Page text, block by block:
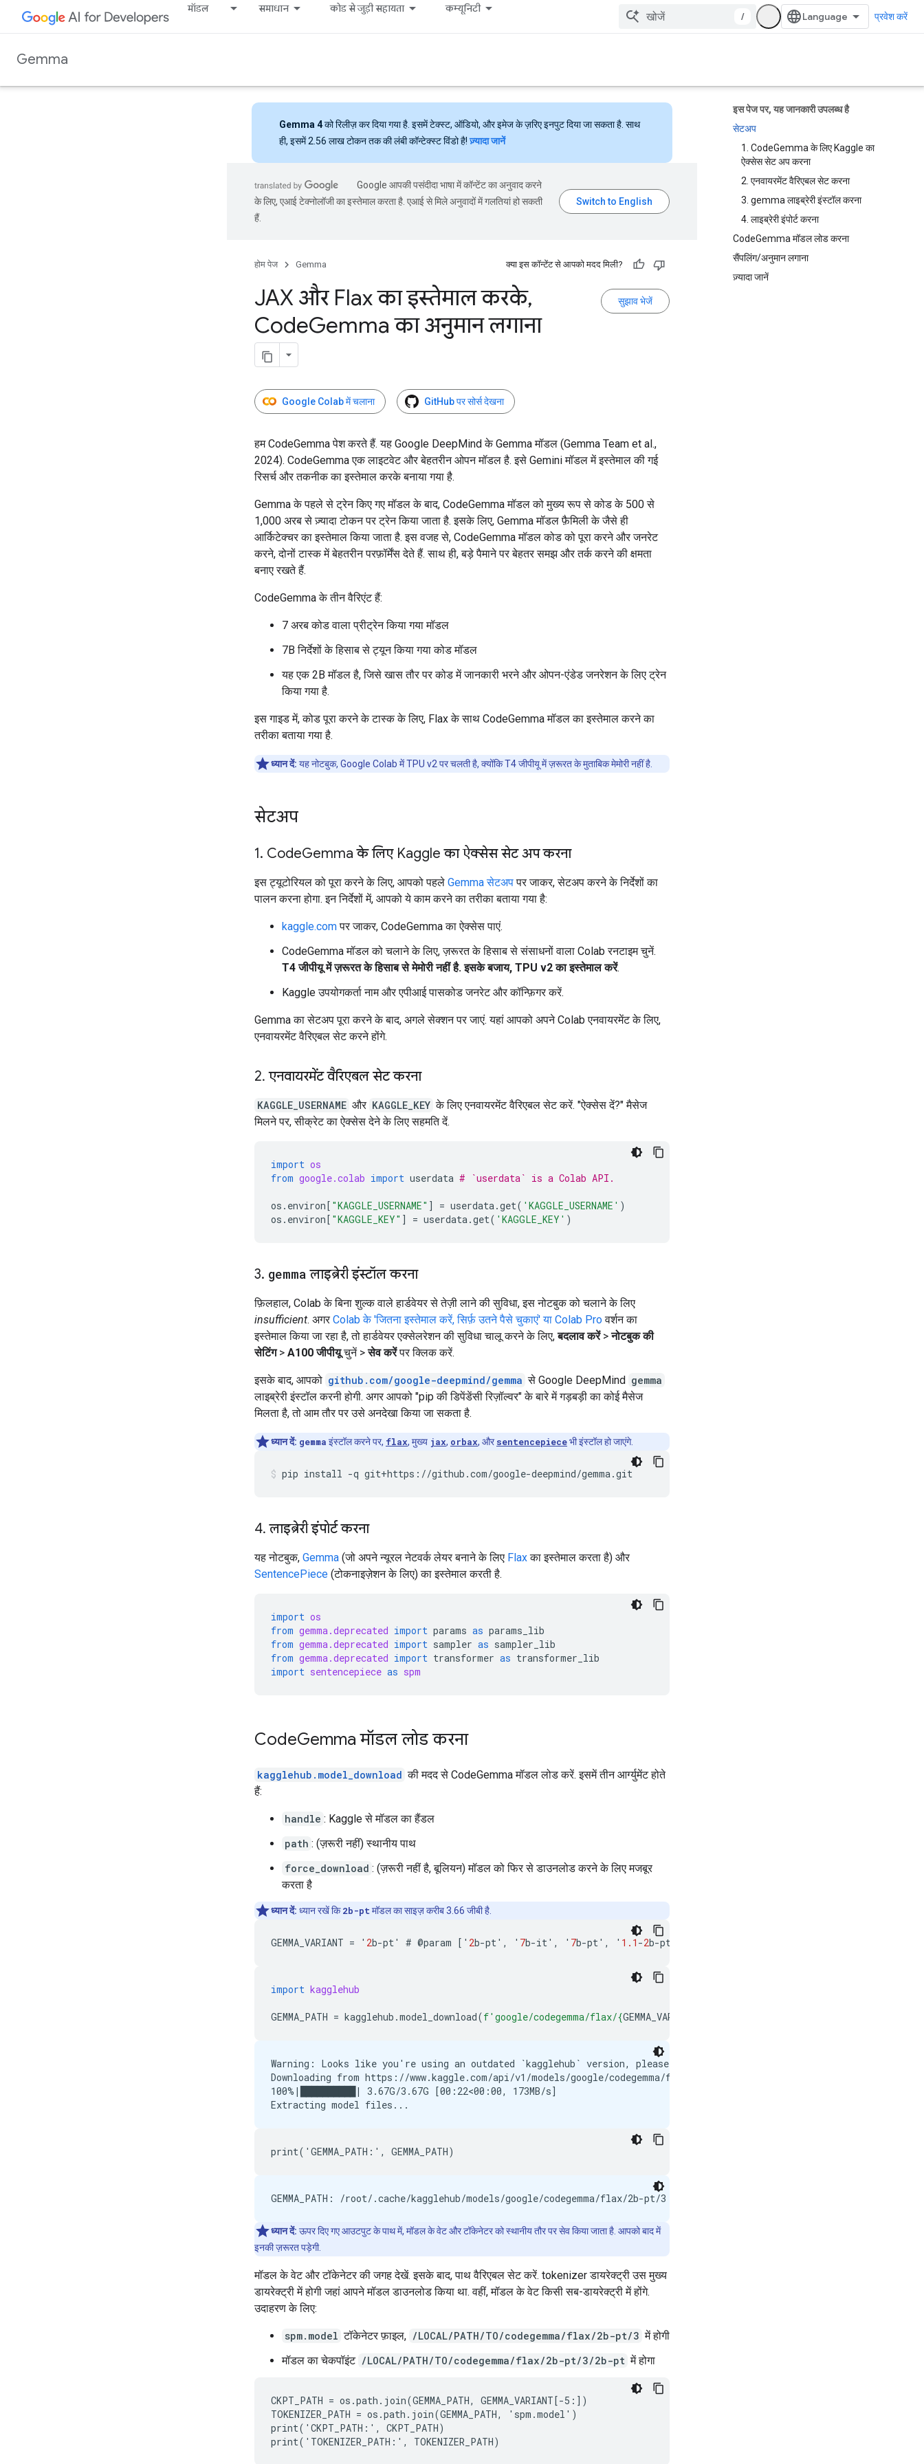
मॉडल समाधान कोड से जुड़ी सहायता कम्यूनिटी
/ प्रवेश करें
Gemma
इस पेज पर, यह जानकारी उपलब्ध है
सेटअप
1. CodeGemma के लिए Kaggle का
ऐक्सेस सेट अप करना
2. एनवायरमेंट वैरिएबल सेट करना
3. gemma लाइब्रेरी इंस्टॉल करना
4. लाइब्रेरी इंपोर्ट करना
CodeGemma मॉडल लोड करना
सैंपलिंग/अनुमान लगाना
ज़्यादा जानें
Gemma 4को रिलीज़ कर दिया गया है. इसमें टेक्स्ट, ऑडियो, और इमेज के ज़रिए इनपुट दिया जा सकता है. साथ
ही, इसमें 2.56 लाख टोकन तक की लंबी कॉन्टेक्स्ट विंडो है!ज़्यादा जानें
Google आपकी पसंदीदा भाषा में कॉन्टेंट का अनुवाद करने
के लिए, एआई टेक्नोलॉजी का इस्तेमाल करता है. एआई से मिले अनुवादों में गलतियां हो सकती
हैं.
होम पेज Gemma क्या इस कॉन्टेंट से आपको मदद मिली?
सुझाव भेजें
JAX और Flax का इस्तेमाल करके,
CodeGemma का अनुमान लगाना
Google Colab में चलाना GitHub पर सोर्स देखना
हम CodeGemma पेश करते हैं. यह Google DeepMind के Gemma मॉडल (Gemma Team et al.,
2024). CodeGemma एक लाइटवेट और बेहतरीन ओपन मॉडल है. इसे Gemini मॉडल में इस्तेमाल की गई
रिसर्च और तकनीक का इस्तेमाल करके बनाया गया है.
Gemma के पहले से ट्रेन किए गए मॉडल के बाद, CodeGemma मॉडल को मुख्य रूप से कोड के 500 से
1,000 अरब से ज़्यादा टोकन पर ट्रेन किया जाता है. इसके लिए, Gemma मॉडल फ़ैमिली के जैसे ही
आर्किटेक्चर का इस्तेमाल किया जाता है. इस वजह से, CodeGemma मॉडल कोड को पूरा करने और जनरेट
करने, दोनों टास्क में बेहतरीन परफ़ॉर्मेंस देते हैं. साथ ही, बड़े पैमाने पर बेहतर समझ और तर्क करने की क्षमता
बनाए रखते हैं.
CodeGemma के तीन वैरिएंट हैं:
7 अरब कोड वाला प्रीट्रेन किया गया मॉडल
7B निर्देशों के हिसाब से ट्यून किया गया कोड मॉडल
यह एक 2B मॉडल है, जिसे खास तौर पर कोड में जानकारी भरने और ओपन-एंडेड जनरेशन के लिए ट्रेन
किया गया है.
इस गाइड में, कोड पूरा करने के टास्क के लिए, Flax के साथ CodeGemma मॉडल का इस्तेमाल करने का
तरीका बताया गया है.
ध्यान दें: यह नोटबुक, Google Colab में TPU v2 पर चलती है, क्योंकि T4 जीपीयू में ज़रूरत के मुताबिक मेमोरी नहीं है.
सेटअप
1. CodeGemma के लिए Kaggle का ऐक्सेस सेट अप करना
इस ट्यूटोरियल को पूरा करने के लिए, आपको पहले Gemma सेटअपपर जाकर, सेटअप करने के निर्देशों का
पालन करना होगा. इन निर्देशों में, आपको ये काम करने का तरीका बताया गया है:
kaggle.comपर जाकर, CodeGemma का ऐक्सेस पाएं.
CodeGemma मॉडल को चलाने के लिए, ज़रूरत के हिसाब से संसाधनों वाला Colab रनटाइम चुनें.
T4 जीपीयू में ज़रूरत के हिसाब से मेमोरी नहीं है. इसके बजाय, TPU v2 का इस्तेमाल करें.
Kaggle उपयोगकर्ता नाम और एपीआई पासकोड जनरेट और कॉन्फ़िगर करें.
Gemma का सेटअप पूरा करने के बाद, अगले सेक्शन पर जाएं. यहां आपको अपने Colab एनवायरमेंट के लिए,
एनवायरमेंट वैरिएबल सेट करने होंगे.
2. एनवायरमेंट वैरिएबल सेट करना
KAGGLE_USERNAME और KAGGLE_KEY के लिए एनवायरमेंट वैरिएबल सेट करें. "ऐक्सेस दें?" मैसेज
मिलने पर, सीक्रेट का ऐक्सेस देने के लिए सहमति दें.
import os
from google.colab import userdata # `userdata` is a Colab API.
os . environ[ "KAGGLE_USERNAME" ] = userdata.get( 'KAGGLE_USERNAME' )
os . environ[ "KAGGLE_KEY" ] = userdata.get( 'KAGGLE_KEY' )
3. gemma लाइब्रेरी इंस्टॉल करना
फ़िलहाल, Colab के बिना शुल्क वाले हार्डवेयर से तेज़ी लाने की सुविधा, इस नोटबुक को चलाने के लिए
insufficient. अगर Colab के 'जितना इस्तेमाल करें, सिर्फ़ उतने पैसे चुकाएं' या Colab Proवर्शन का
इस्तेमाल किया जा रहा है, तो हार्डवेयर एक्सेलरेशन की सुविधा चालू करने के लिए,बदलाव करें>नोटबुक की
सेटिंग> A100 जीपीयूचुनें >सेव करेंपर क्लिक करें.
इसके बाद, आपको github.com/google-deepmind/gemma से Google DeepMind gemma
लाइब्रेरी इंस्टॉल करनी होगी. अगर आपको "pip की डिपेंडेंसी रिज़ॉल्वर" के बारे में गड़बड़ी का कोई मैसेज
मिलता है, तो आम तौर पर उसे अनदेखा किया जा सकता है.
ध्यान दें: gemma इंस्टॉल करने पर, flax, मुख्य jax, orbax, औरsentencepieceभी इंस्टॉल हो जाएंगे.
pip install -q git+https://github.com/google-deepmind/gemma.git
4. लाइब्रेरी इंपोर्ट करना
यह नोटबुक, Gemma (जो अपने न्यूरल नेटवर्क लेयर बनाने के लिए Flaxका इस्तेमाल करता है) और
SentencePiece (टोकनाइज़ेशन के लिए) का इस्तेमाल करती है.
import os
from gemma.deprecated import params as params_lib
from gemma.deprecated import sampler as sampler_lib
from gemma.deprecated import transformer as transformer_lib
import sentencepiece as spm
CodeGemma मॉडल लोड करना
kagglehub.model_download की मदद से CodeGemma मॉडल लोड करें. इसमें तीन आर्ग्युमेंट होते
हैं:
handle : Kaggle से मॉडल का हैंडल
path : (ज़रूरी नहीं) स्थानीय पाथ
force_download : (ज़रूरी नहीं है, बूलियन) मॉडल को फिर से डाउनलोड करने के लिए मजबूर
करता है
ध्यान दें: ध्यान रखें कि2b-pt मॉडल का साइज़ करीब 3.66 जीबी है.
GEMMA_VARIANT = ' 2b-pt' # @param [ ' 2b-pt' , ' 7b-it' , ' 7b-pt' , ' 1.1 -2b-pt
import kagglehub
GEMMA_PATH = kagglehub .model_download(f'google/codegemma/flax/{GEMMA_VARIANT
Warning: Looks like you're using an outdated `kagglehub` version, please consider updating (latest version: 0.2.7)
Downloading from https://www.kaggle.com/api/v1/models/google/codegemma/flax/2b-pt/3/download...
100%|██████████| 3.67G/3.67G [00:22<00:00, 173MB/s]
ध्यान दें: ऊपर दिए गए आउटपुट के पाथ में, मॉडल के वेट और टॉकेनेटर को स्थानीय तौर पर सेव किया जाता है. आपको बाद में
इनकी ज़रूरत पड़ेगी.
मॉडल के वेट और टॉकेनेटर की जगह देखें. इसके बाद, पाथ वैरिएबल सेट करें. tokenizer डायरेक्ट्री उस मुख्य
डायरेक्ट्री में होगी जहां आपने मॉडल डाउनलोड किया था. वहीं, मॉडल के वेट किसी सब-डायरेक्ट्री में होंगे.
उदाहरण के लिए:
spm.model टॉकेनेटर फ़ाइल, /LOCAL/PATH/TO/codegemma/flax/2b-pt/3 में होगी
मॉडल का चेकपॉइंट /LOCAL/PATH/TO/codegemma/flax/2b-pt/3/2b-pt में होगा
CKPT_PATH = os.path.join(GEMMA_PATH, GEMMA_VARIANT[-5:])
TOKENIZER_PATH = os.path.join(GEMMA_PATH, 'spm.model')
print('CKPT_PATH:', CKPT_PATH)